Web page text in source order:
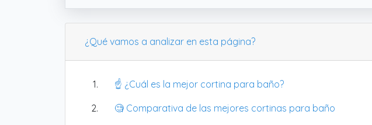
¿Qué vamos a analizar en esta página?
☝️ ¿Cuál es la mejor cortina para baño?
🧐 Comparativa de las mejores cortinas para baño